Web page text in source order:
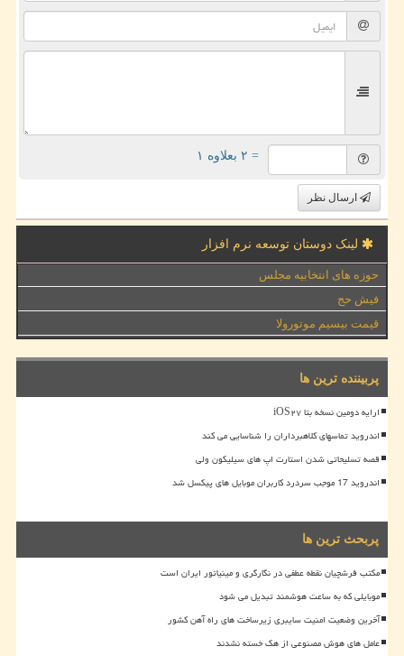
= ۲ بعلاوه ۱
ارسال نظر
لینک دوستان توسعه نرم افزار
حوزه های انتخابیه مجلس
فیش حج
قیمت بیسیم موتورولا
پربیننده ترین ها
ارایه دومین نسخه بتا iOS۲۷
اندروید تماسهای کلاهبرداران را شناسایی می کند
قصه تسلیحاتی شدن استارت اپ های سیلیکون ولی
اندروید 17 موجب سردرد کاربران موبایل های پیکسل شد
پربحث ترین ها
مکتب فرشچیان نقطه عطفی در نگارگری و مینیاتور ایران است
موبایلی که به ساعت هوشمند تبدیل می شود
آخرین وضعیت امنیت سایبری زیرساخت های راه آهن کشور
عامل های هوش مصنوعی از هک خسته نشدند